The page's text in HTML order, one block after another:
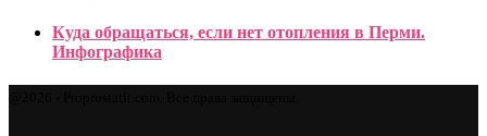
Куда обращаться, если нет отопления в Перми.
Инфографика